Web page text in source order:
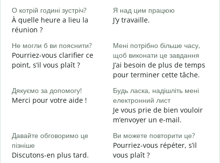
О котрій годині зустріч?
À quelle heure a lieu la
réunion ?
Я над цим працюю
J’y travaille.
Не могли б ви пояснити?
Pourriez-vous clarifier ce
point, s’il vous plaît ?
Мені потрібно більше часу,
щоб виконати це завдання
J’ai besoin de plus de temps
pour terminer cette tâche.
Дякуємо за допомогу!
Merci pour votre aide !
Будь ласка, надішліть мені
електронний лист
Je vous prie de bien vouloir
m’envoyer un e-mail.
Давайте обговоримо це
пізніше
Discutons-en plus tard.
Ви можете повторити це?
Pourriez-vous répéter, s’il
vous plaît ?